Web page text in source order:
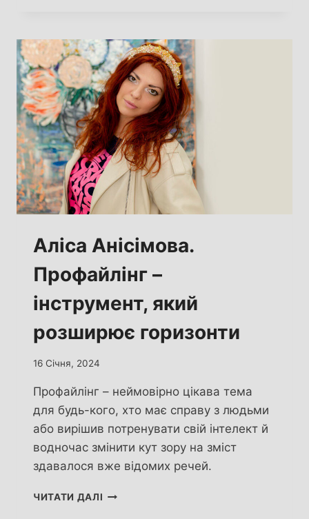
НАЦІЇ
Аліса Анісімова.
Профайлінг –
інструмент, який
розширює горизонти
16 Січня, 2024
Профайлінг – неймовірно цікава тема
для будь-кого, хто має справу з людьми
або вирішив потренувати свій інтелект й
водночас змінити кут зору на зміст
здавалося вже відомих речей.
ЧИТАТИ ДАЛІ АЛІСА